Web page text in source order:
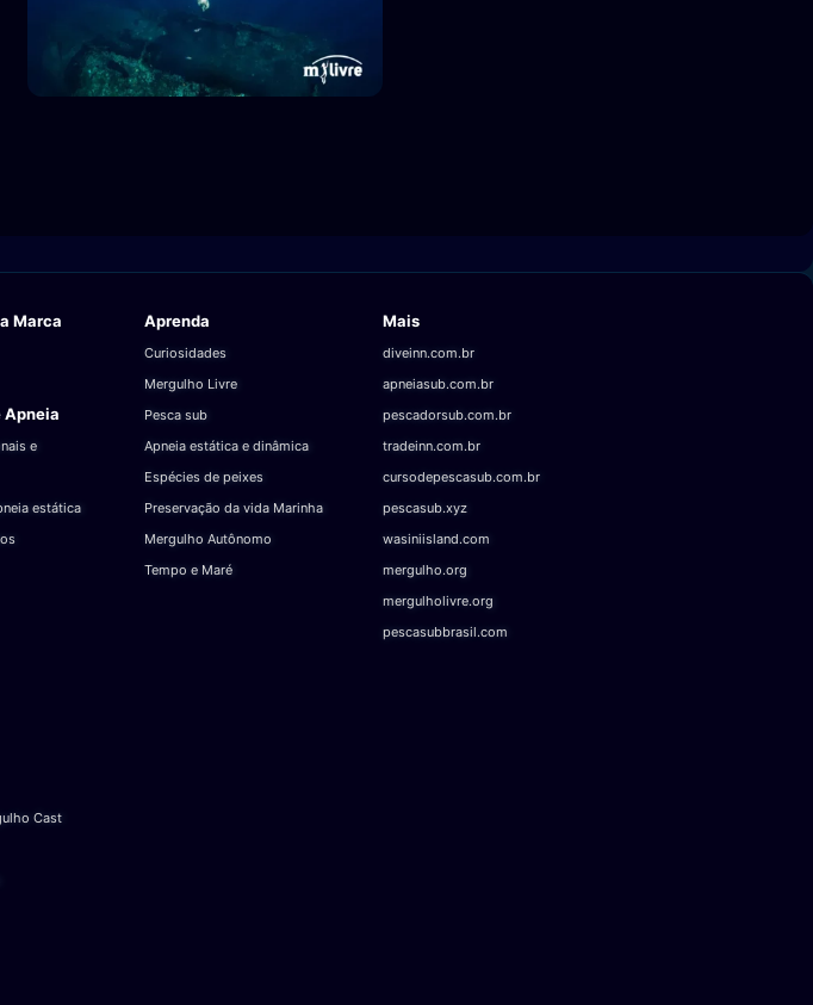
Marca
Apneia
e
estática
Cast
Aprenda
Curiosidades
Mergulho Livre
Pesca sub
Apneia estática e dinâmica
Espécies de peixes
Preservação da vida Marinha
Mergulho Autônomo
Tempo e Maré
Mais
diveinn.com.br
apneiasub.com.br
pescadorsub.com.br
tradeinn.com.br
cursodepescasub.com.br
pescasub.xyz
wasiniisland.com
mergulho.org
mergulholivre.org
pescasubbrasil.com